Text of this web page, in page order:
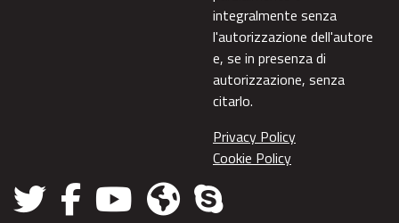
integralmente senza
l'autorizzazione dell'autore
e, se in presenza di
autorizzazione, senza
citarlo.
Privacy Policy
Cookie Policy